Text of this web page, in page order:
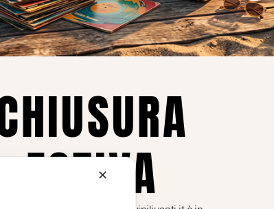
Privacy Policy
Cookie Policy (UE)
✕
ESTIVA